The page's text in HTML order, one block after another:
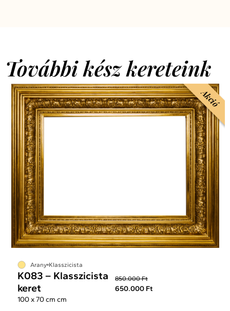
További kész kereteink
Akció
Arany Klasszicista
K083 – Klasszicista
keret
850.000 Ft
650.000 Ft
100 x 70 cm cm